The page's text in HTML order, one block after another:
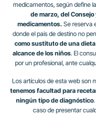
medicamentos, según define la
de marzo, del
medicamentos. Se reserva
donde el pais de destino no
como sustituto de una
alcance de los niños. El
por un profesional, ante
Los artículos de esta web son
tenemos facultad para
ningún tipo de diagnóstico.
caso de presentar